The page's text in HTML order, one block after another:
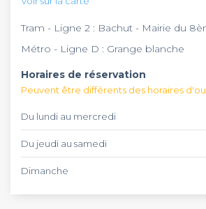
Tram - Ligne 2 : Bachut - Mairie du
Métro - Ligne D : Grange blanche
Horaires de réservation
Peuvent être différents des horaires
Du lundi au mercredi
Du jeudi au samedi
Dimanche